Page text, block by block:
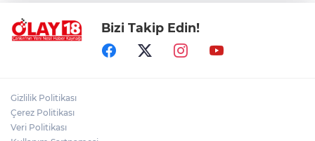
PKK'NIN SİLAH BIRAKMA SÜRECİNDE
YENİ DÖNEM
Bizi Takip Edin!
Gizlilik Politikası
Çerez Politikası
Veri Politikası